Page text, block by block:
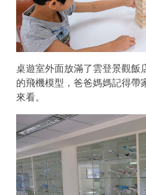
桌遊室外面放滿了雲登景觀飯
的飛機模型，爸爸媽媽記得帶
來看。